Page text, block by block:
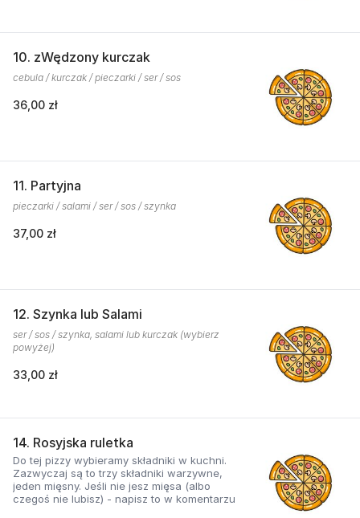
10. zWędzony kurczak
cebula / kurczak / pieczarki / ser / sos
36,00 zł
11. Partyjna
pieczarki / salami / ser / sos / szynka
37,00 zł
12. Szynka lub Salami
ser / sos / szynka, salami lub kurczak (wybierz
powyżej)
33,00 zł
14. Rosyjska ruletka
Do tej pizzy wybieramy składniki w kuchni.
Zazwyczaj są to trzy składniki warzywne,
jeden mięsny. Jeśli nie jesz mięsa (albo
czegoś nie lubisz) - napisz to w komentarzu